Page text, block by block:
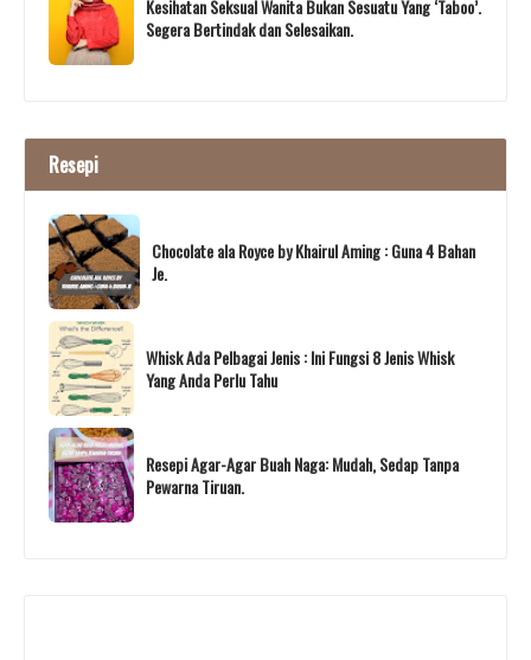
Kesihatan Seksual Wanita Bukan Sesuatu Yang ‘Taboo’.
Segera Bertindak dan Selesaikan.
Resepi
Chocolate ala Royce by Khairul Aming : Guna 4 Bahan
Je.
Whisk Ada Pelbagai Jenis : Ini Fungsi 8 Jenis Whisk
Yang Anda Perlu Tahu
Resepi Agar-Agar Buah Naga: Mudah, Sedap Tanpa
Pewarna Tiruan.